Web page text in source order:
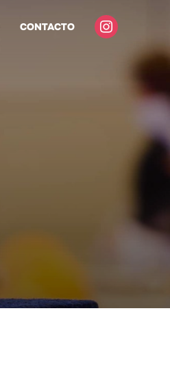
instagram
CONTACTO